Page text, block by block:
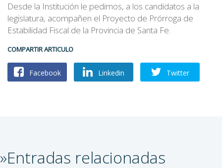
Desde la Institución le pedimos, a los candidatos a la
legislatura, acompañen el Proyecto de Prórroga de
Estabilidad Fiscal de la Provincia de Santa Fe.
COMPARTIR ARTICULO
Facebook Linkedin Twitter
»Entradas relacionadas